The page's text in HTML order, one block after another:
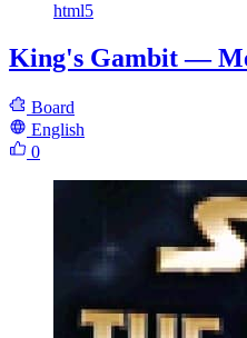
html5
King's Gambit —
Board
English
0